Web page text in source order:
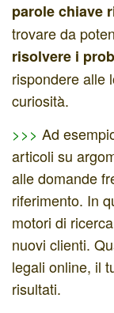
parole chiave
trovare da
risolvere i
rispondere alle
curiosità.
>>> Ad
articoli su
alle domande
riferimento. In
motori di
nuovi clienti.
legali online, il
risultati.